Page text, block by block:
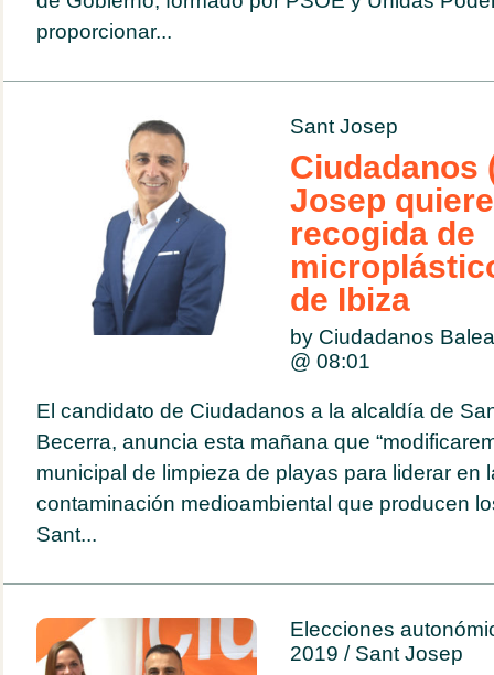
proporcionar...
Sant Josep
Ciudadanos
Josep
recogida de
de Ibiza
by Ciudadanos
@ 08:01
El candidato de Ciudadanos a la alcaldía de
Becerra, anuncia esta mañana que
municipal de limpieza de playas para liderar en
contaminación medioambiental que producen
Sant...
Elecciones
2019 / Sant Josep